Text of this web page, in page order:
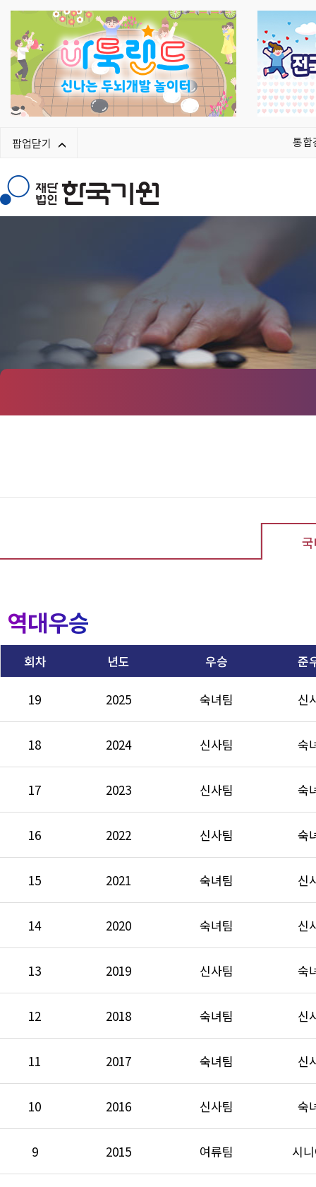
팝업닫기 통합
역대우승
회차 년도 우승 준
19 2025 숙녀팀 신
18 2024 신사팀 숙
17 2023 신사팀 숙
16 2022 신사팀 숙
15 2021 숙녀팀 신
14 2020 숙녀팀 신
13 2019 신사팀 숙
12 2018 숙녀팀 신
11 2017 숙녀팀 신
10 2016 신사팀 숙
9 2015 여류팀 시